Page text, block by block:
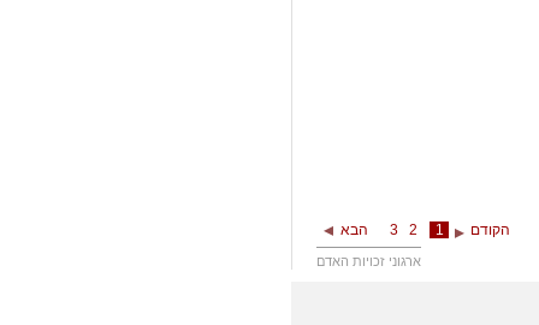
הקודם 1
2
3 הבא
ארגוני זכויות האדם